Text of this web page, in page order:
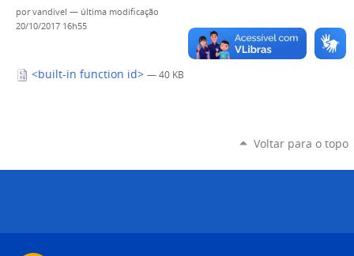
porvandivel — última modificação
20/10/2017 16h55
<built-in function id> — 40 KB
Voltar para o topo